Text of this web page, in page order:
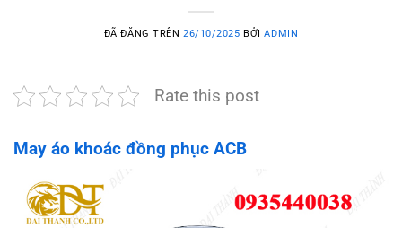
ĐÃ ĐĂNG TRÊN26/10/2025 BỞIADMIN
Rate this post
May áo khoác đồng phục ACB